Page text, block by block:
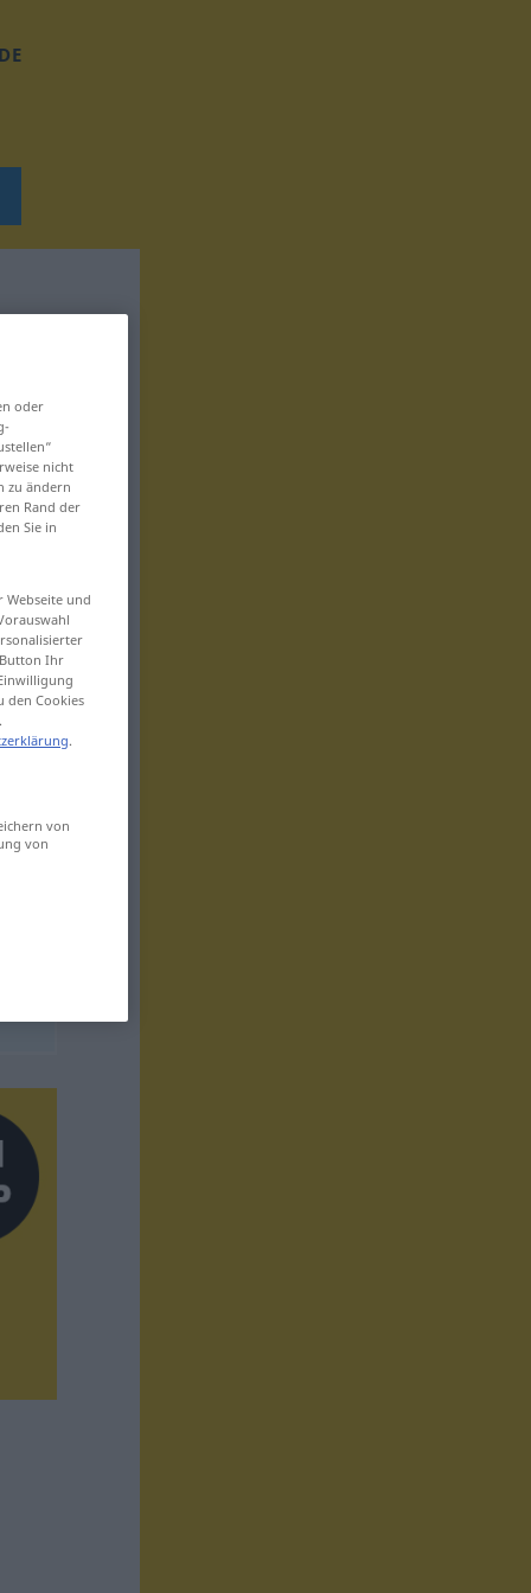
oder
nicht
zu ändern
Rand der
Sie in
und
Ihr
den Cookies
.
von
von